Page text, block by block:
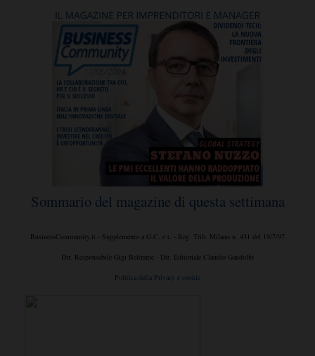
Sommario del magazine di questa settimana
BusinessCommunity.it - Supplemento a G.C. e t. - Reg. Trib. Milano n. 431 del 19/7/97
Dir. Responsabile Gigi Beltrame - Dir. Editoriale Claudio Gandolfo
Politica della Privacy e cookie